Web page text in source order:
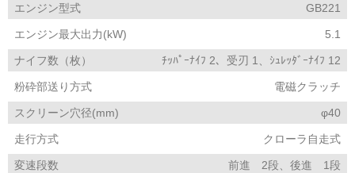
エンジン型式 GB221
エンジン最大出力(kW) 5.1
ナイフ数（枚） ﾁｯﾊﾟｰﾅｲﾌ 2、受刃 1、ｼｭﾚｯﾀﾞｰﾅｲﾌ 12
粉砕部送り方式 電磁クラッチ
スクリーン穴径(mm) φ40
走行方式 クローラ自走式
変速段数 前進 2段、後進 1段